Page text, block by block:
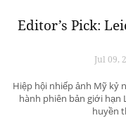
Editor’s Pick:
Jul 09,
Hiệp hội nhiếp ảnh Mỹ kỷ
hành phiên bản giới hạn
huyền